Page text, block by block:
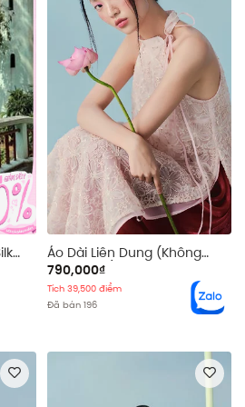
Áo Dài Liên Dung (Không
kèm quần)
790,000₫
Tích 39,500 điểm
Đã bán 196